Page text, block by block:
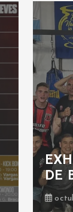
DE